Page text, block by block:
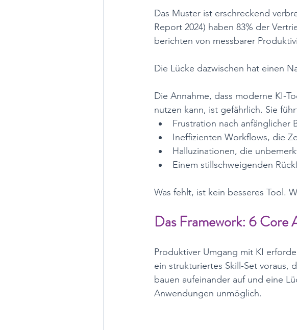
Das Muster ist erschreckend
Report 2024) haben 83% der
berichten von messbarer
Die Lücke dazwischen hat einen
Die Annahme, dass moderne KI-
nutzen kann, ist gefährlich. Sie
Frustration nach anfänglicher
Ineffizienten Workflows, die
Halluzinationen, die
Einem stillschweigenden
Was fehlt, ist kein besseres Tool.
Das Framework: 6 Core
Produktiver Umgang mit KI
ein strukturiertes Skill-Set voraus,
bauen aufeinander auf und eine
Anwendungen unmöglich.